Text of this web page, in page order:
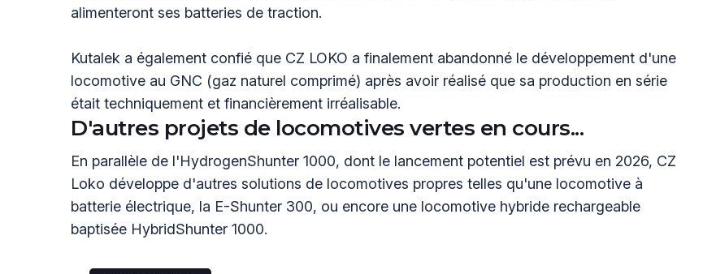
alimenteront ses batteries de traction.
Kutalek a également confié que CZ LOKO a finalement abandonné le développement d'une
locomotive au GNC (gaz naturel comprimé) après avoir réalisé que sa production en série
était techniquement et financièrement irréalisable.
D'autres projets de locomotives vertes en cours...
En parallèle de l'HydrogenShunter 1000, dont le lancement potentiel est prévu en 2026, CZ
Loko développe d'autres solutions de locomotives propres telles qu'une locomotive à
batterie électrique, la E-Shunter 300, ou encore une locomotive hybride rechargeable
baptisée HybridShunter 1000.